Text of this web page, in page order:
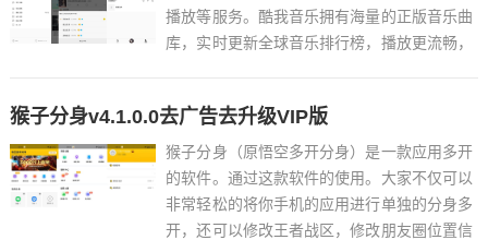
播放等服务。酷我音乐拥有海量的正版音乐曲
库，实时更新全球音乐排行榜，播放更流畅，
体验到更好的听歌盛宴。特点描述by 耗子
(RatCr...
猴子分身v4.1.0.0去广告去升级VIP版
猴子分身（原悟空多开分身）是一款应用多开
的软件。通过这款软件的使用。大家不仅可以
非常轻松的将你手机的应用进行单独的分身多
开，还可以修改王者战区，修改朋友圈位置信